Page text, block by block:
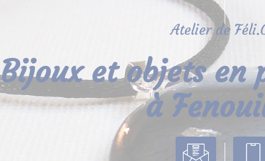
Atelier de
Bijoux et objets en
à